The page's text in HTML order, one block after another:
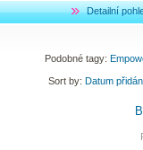
Detailní
Podobné tagy:
Sort by: Datum